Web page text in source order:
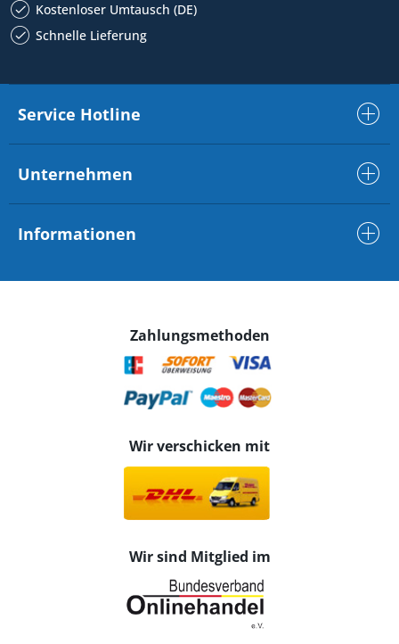
Kostenloser Umtausch (DE)
Schnelle Lieferung
Service Hotline
Unternehmen
Informationen
Zahlungsmethoden
Wir verschicken mit
Wir sind Mitglied im